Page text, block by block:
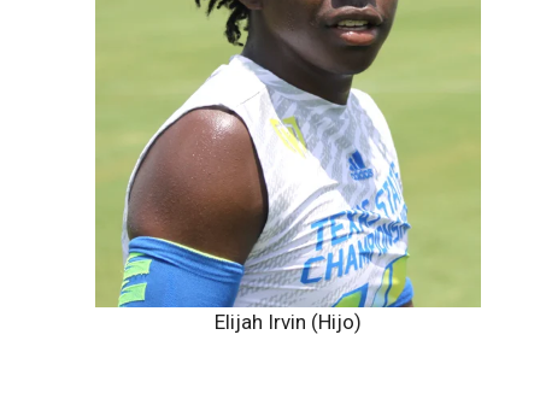
Elijah Irvin (Hijo)